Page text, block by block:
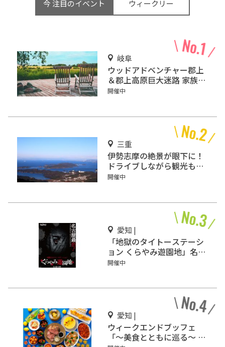
今 注目のイベント ウィークリー
岐阜
ウッドアドベンチャー郡上
＆郡上高原巨大迷路 家族み
んなで楽しめるアクティビ
開催中
三重
伊勢志摩の絶景が眼下に！
ドライブしながら観光もで
きる「伊勢志摩スカイライ
開催中
愛知 |
「地獄のタイトーステーシ
ョン くらやみ遊園地」名古
屋・大須にオープン
開催中
愛知 |
ウィークエンドブッフェ
「～美食とともに巡る～ 地